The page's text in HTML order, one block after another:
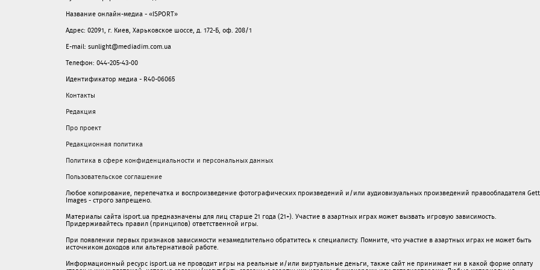
Название онлайн-медиа - «ISPORT»
Адрес: 02091, г. Киев, Харьковское шоссе, д. 172-Б, оф. 208/1
E-mail: sunlight@mediadim.com.ua
Телефон: 044-205-43-00
Идентификатор медиа - R40-06065
Контакты
Редакция
Про проект
Редакционная политика
Политика в сфере конфиденциальности и персональных данных
Пользовательское соглашение
Любое копирование, перепечатка и воспроизведение фотографических произведений и/или аудиовизуальных произведений правообладателя
Images - строго запрещено.
Материалы сайта isport.ua предназначены для лиц старше 21 года (21+). Участие в азартных играх может вызвать игровую зависимость.
Придерживайтесь правил (принципов) ответственной игры.
При появлении первых признаков зависимости незамедлительно обратитесь к специалисту. Помните, что участие в азартных играх не может быть
источником доходов или альтернативой работе.
Информационный ресурс isport.ua не проводит игры на реальные и/или виртуальные деньги, также сайт не принимает ни в какой форме oплaту